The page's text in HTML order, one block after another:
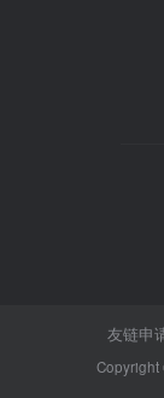
友链申
Copyright